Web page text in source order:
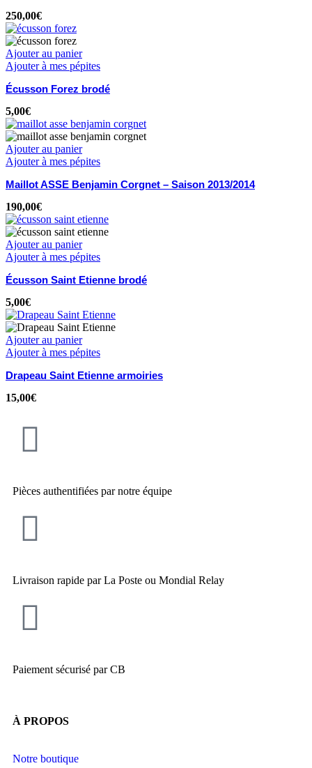
250,00€
Ajouter au panier
Ajouter à mes pépites
Écusson Forez brodé
5,00€
Ajouter au panier
Ajouter à mes pépites
Maillot ASSE Benjamin Corgnet – Saison 2013/2014
190,00€
Ajouter au panier
Ajouter à mes pépites
Écusson Saint Etienne brodé
5,00€
Ajouter au panier
Ajouter à mes pépites
Drapeau Saint Etienne armoiries
15,00€
Pièces authentifiées par notre équipe
Livraison rapide par La Poste ou Mondial Relay
Paiement sécurisé par CB
À PROPOS
Notre boutique